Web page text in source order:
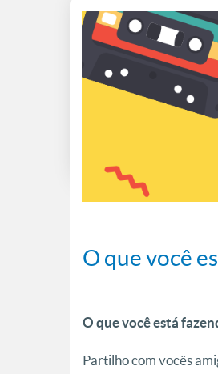
O que você
O que você está
Partilho com vocês